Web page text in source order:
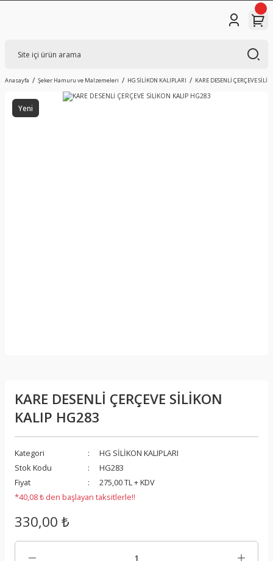
Anasayfa Şeker Hamuru ve Malzemeleri HG SİLİKON KALIPLARI KARE DESENLİ ÇERÇEVE
Yeni
KARE DESENLİ ÇERÇEVE SİLİKON
KALIP HG283
Kategori
HG SİLİKON KALIPLARI
Stok Kodu
HG283
Fiyat
275,00 TL + KDV
*40,08 ₺ den başlayan taksitlerle!!
330,00 ₺